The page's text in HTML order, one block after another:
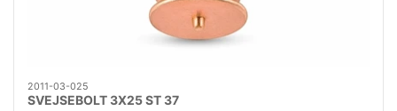
2011-03-025
SVEJSEBOLT 3X25 ST 37